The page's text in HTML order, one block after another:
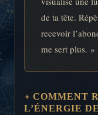
de ta tête.
recevoir
me sert plus. »
COMMENT
L’ÉNERGIE